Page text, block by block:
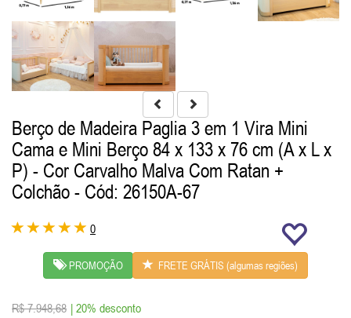
Berço de Madeira Paglia 3 em 1 Vira Mini
Cama e Mini Berço 84 x 133 x 76 cm (A x L x
P) - Cor Carvalho Malva Com Ratan +
Colchão - Cód: 26150A-67
0
PROMOÇÃO FRETE GRÁTIS (algumas regiões)
R$ 7.948,68 | 20% desconto